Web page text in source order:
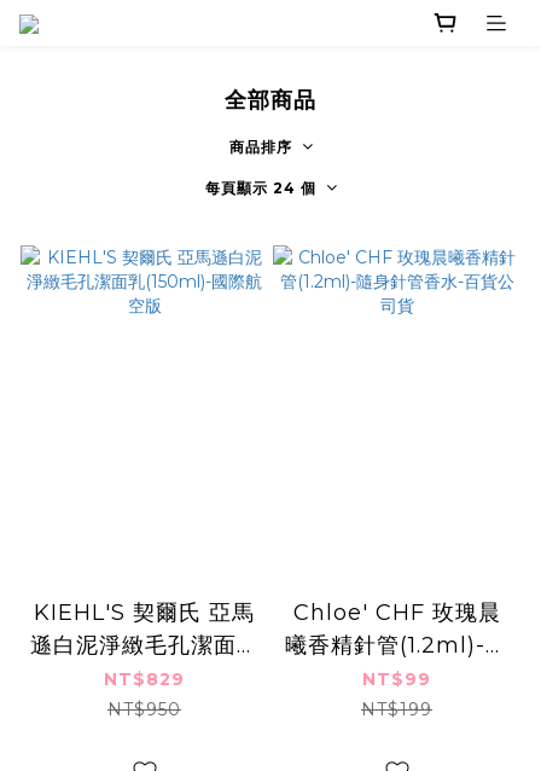
全部商品
商品排序
每頁顯示 24 個
KIEHL'S 契爾氏 亞馬
遜白泥淨緻毛孔潔面乳
(150ml)-國際航空版
NT$829
NT$950
Chloe' CHF 玫瑰晨
曦香精針管(1.2ml)-隨
身針管香水-百貨公司
貨
NT$99
NT$199